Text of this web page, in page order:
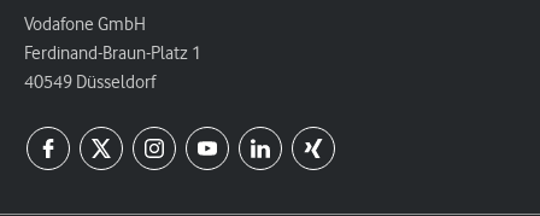
Vodafone GmbH
Ferdinand-Braun-Platz 1
40549 Düsseldorf